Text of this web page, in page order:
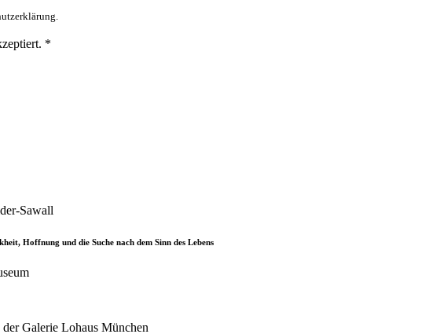
*
Hoffnung und die Suche nach dem Sinn des Lebens